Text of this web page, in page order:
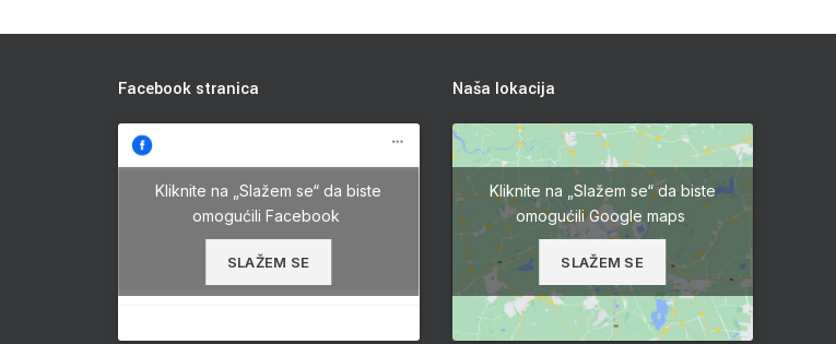
Facebook stranica
Kliknite na „Slažem se“ da biste
omogućili Facebook
SLAŽEM SE
Naša lokacija
Kliknite na „Slažem se“ da biste
omogućili Google maps
SLAŽEM SE